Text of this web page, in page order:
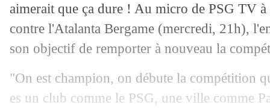
aimerait que ça dure ! Au micro de PSG TV
contre l'Atalanta Bergame (mercredi, 21h),
son objectif de remporter à nouveau la
"On est champion, on débute la compétition
es un club comme le PSG, une ville comme
16/09 Man Utd : Newcastle à l'affût pour
16/09 OM: Ceballos a présenté ses
PSG : Campos raconte le départ de